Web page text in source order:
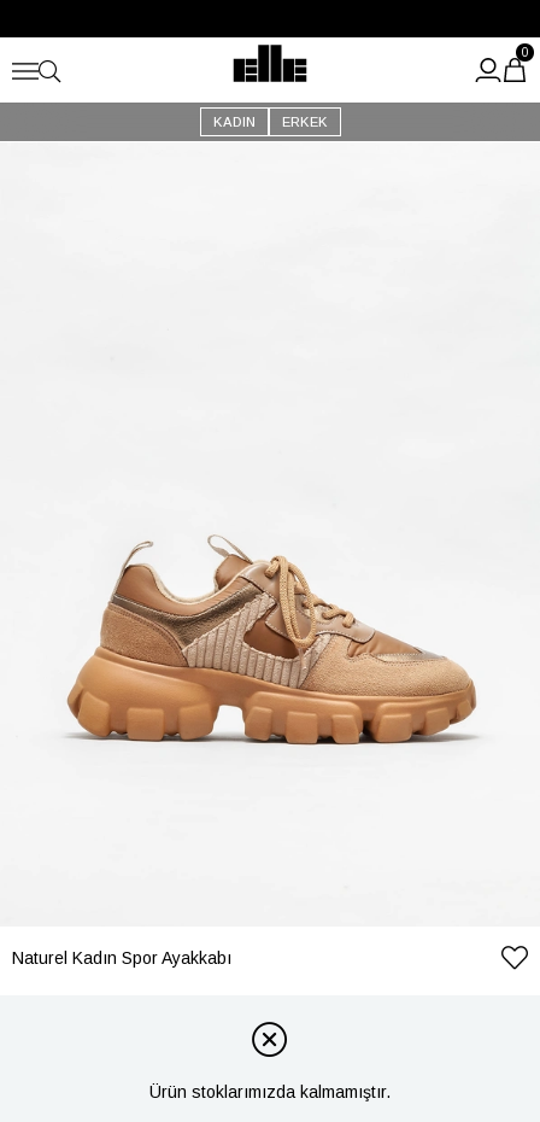
Kargo Ücretsiz!
KADIN ERKEK
0
Naturel Kadın Spor Ayakkabı
Ürün stoklarımızda kalmamıştır.